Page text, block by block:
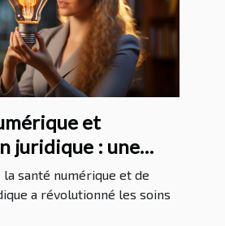
et
juridique : une
santé numérique et de
a révolutionné les soins